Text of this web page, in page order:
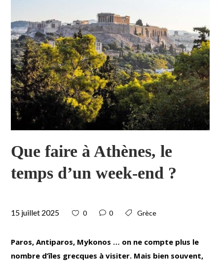
Que faire à Athènes, le
temps d’un week-end ?
15 juillet 2025 0 0 Grèce
Paros, Antiparos, Mykonos … on ne compte plus le
nombre d’îles grecques à visiter. Mais bien souvent,